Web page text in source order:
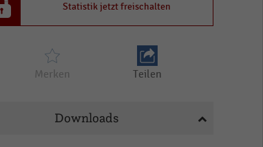
Statistik jetzt freischalten
Merken Teilen
Downloads